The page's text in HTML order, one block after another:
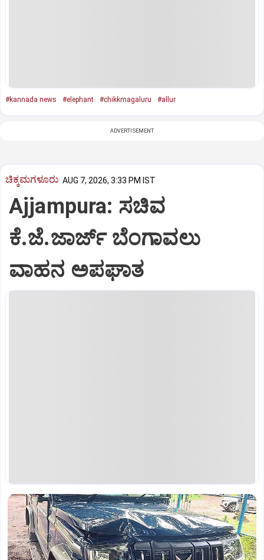
#kannada news #elephant #chikkmagaluru #allur
ADVERTISEMENT
ಚಿಕ್ಕಮಗಳೂರು AUG 7, 2026, 3:33 PM IST
Ajjampura: ಸಚಿವ
ಕೆ.ಜೆ.ಜಾರ್ಜ್ ಬೆಂಗಾವಲು
ವಾಹನ ಅಪಘಾತ